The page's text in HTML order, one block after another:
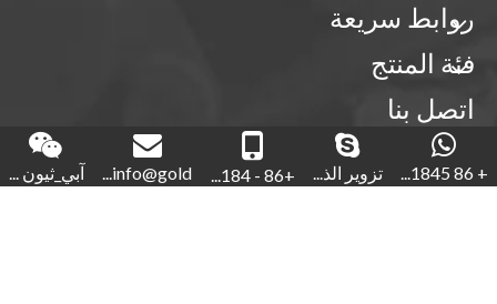
+ 86 1845... تزوير الذ... +86 - 184...
info@gold... آبي_ثيون ...
روابط سريعة
فئة المنتج
اتصل بنا
18450210854 - 86+